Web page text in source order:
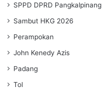
SPPD DPRD Pangkalpinang
Sambut HKG 2026
Perampokan
John Kenedy Azis
Padang
Tol